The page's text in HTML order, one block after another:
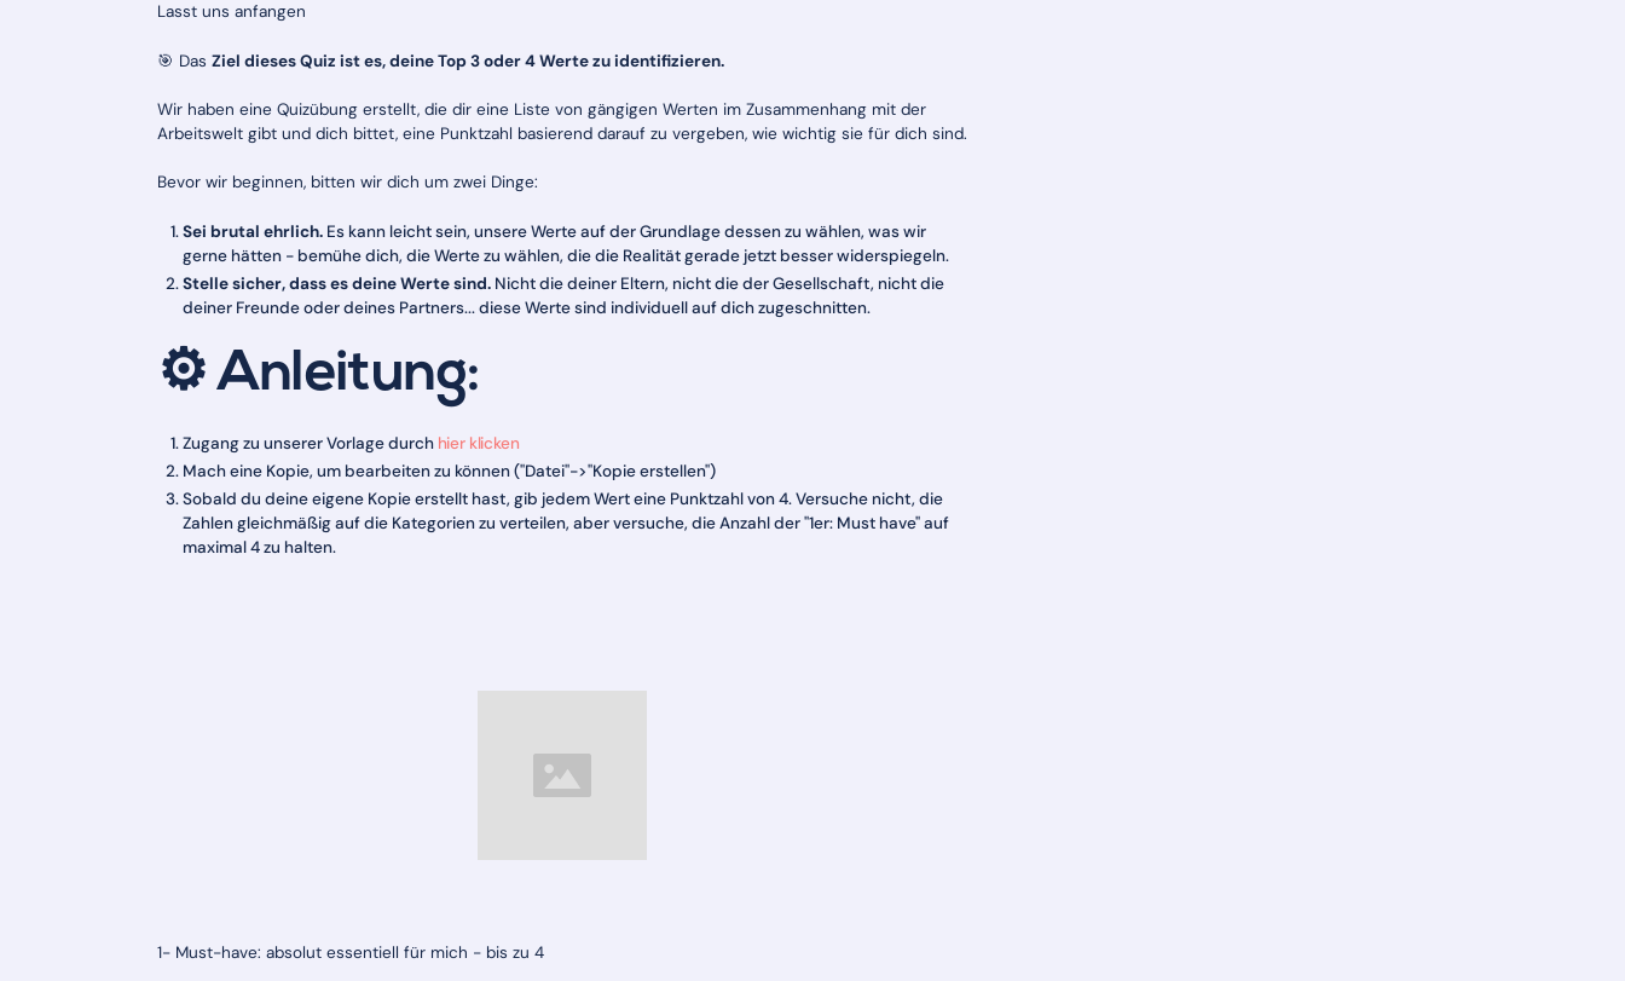
Lasst uns anfangen
🎯 DasZiel dieses Quiz ist es, deine Top 3 oder 4 Werte zu identifizieren.
Wir haben eine Quizübung erstellt, die dir eine Liste von gängigen Werten im Zusammenhang mit der
Arbeitswelt gibt und dich bittet, eine Punktzahl basierend darauf zu vergeben, wie wichtig sie für dich sind.
Bevor wir beginnen, bitten wir dich um zwei Dinge:
Sei brutal ehrlich.Es kann leicht sein, unsere Werte auf der Grundlage dessen zu wählen, was wir
gerne hätten - bemühe dich, die Werte zu wählen, die die Realität gerade jetzt besser widerspiegeln.
Stelle sicher, dass es deine Werte sind.Nicht die deiner Eltern, nicht die der Gesellschaft, nicht die
deiner Freunde oder deines Partners... diese Werte sind individuell auf dich zugeschnitten.
⚙️ Anleitung:
Zugang zu unserer Vorlage durch hier klicken
Mach eine Kopie, um bearbeiten zu können ("Datei"->"Kopie erstellen")
Sobald du deine eigene Kopie erstellt hast, gib jedem Wert eine Punktzahl von 4. Versuche nicht, die
Zahlen gleichmäßig auf die Kategorien zu verteilen, aber versuche, die Anzahl der "1er: Must have" auf
maximal 4 zu halten.
1- Must-have: absolut essentiell für mich - bis zu 4